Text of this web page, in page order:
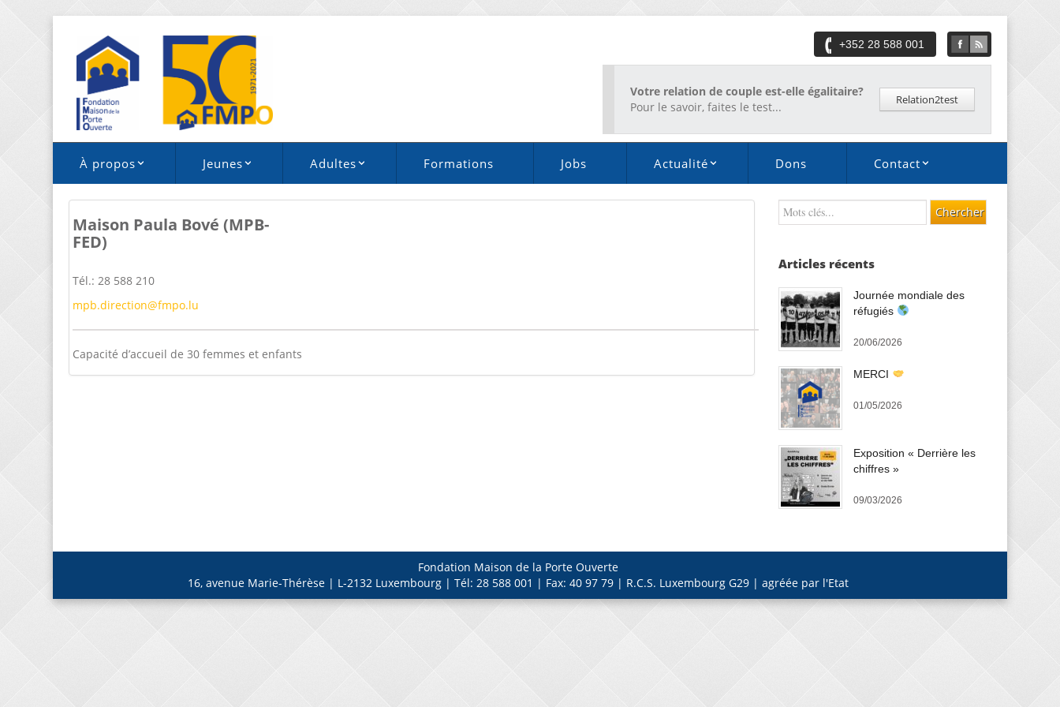
+352 28 588 001
Votre relation de couple est-elle égalitaire?
Pour le savoir, faites le test...
Relation2test
À propos Jeunes Adultes Formations Jobs Actualité Dons Contact
Maison Paula Bové (MPB-
FED)
Tél.: 28 588 210
mpb.direction@fmpo.lu
Capacité d’accueil de 30 femmes et enfants
Articles récents
Journée mondiale des
réfugiés
20/06/2026
MERCI
01/05/2026
Exposition « Derrière les
chiffres »
09/03/2026
Fondation Maison de la Porte Ouverte
16, avenue Marie-Thérèse | L-2132 Luxembourg | Tél: 28 588 001 | Fax: 40 97 79 | R.C.S. Luxembourg G29 | agréée par l'Etat